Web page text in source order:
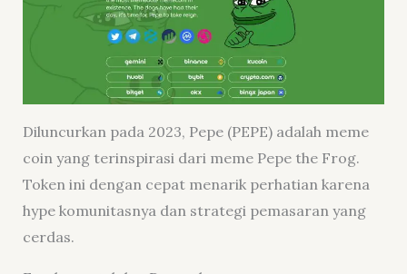
Diluncurkan pada 2023, Pepe (PEPE) adalah meme
coin yang terinspirasi dari meme Pepe the Frog.
Token ini dengan cepat menarik perhatian karena
hype komunitasnya dan strategi pemasaran yang
cerdas.